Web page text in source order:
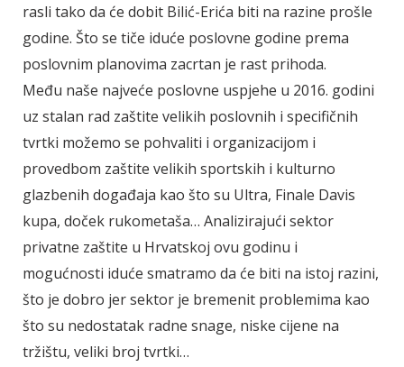
rasli tako da će dobit Bilić-Erića biti na razine prošle
godine. Što se tiče iduće poslovne godine prema
poslovnim planovima zacrtan je rast prihoda.
Među naše najveće poslovne uspjehe u 2016. godini
uz stalan rad zaštite velikih poslovnih i specifičnih
tvrtki možemo se pohvaliti i organizacijom i
provedbom zaštite velikih sportskih i kulturno
glazbenih događaja kao što su Ultra, Finale Davis
kupa, doček rukometaša… Analizirajući sektor
privatne zaštite u Hrvatskoj ovu godinu i
mogućnosti iduće smatramo da će biti na istoj razini,
što je dobro jer sektor je bremenit problemima kao
što su nedostatak radne snage, niske cijene na
tržištu, veliki broj tvrtki…